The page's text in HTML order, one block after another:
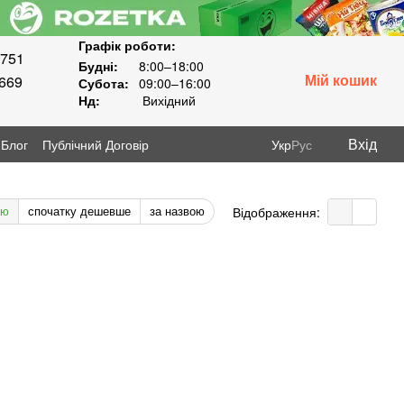
Графік роботи:
Будні:
8:00–18:00
Субота: 09:00–16:00
Нд:
Вихідний
Мій кошик
Блог Публічний Договір УкрРус Вхід
спочатку дешевше за назвою Відображення: